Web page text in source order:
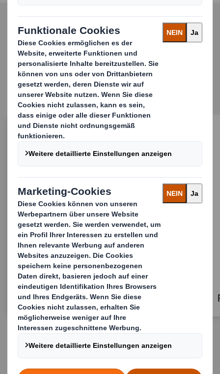
Entdecken Sie unser
Angebot an weiteren
Industrieverpackungen
Automotive Packaging